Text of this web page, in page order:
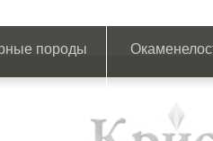
породы